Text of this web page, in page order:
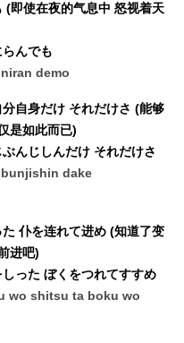
(即使在夜的气息中 怒视着天
んでも
demo
自身だけ それだけさ (能够
是如此而已)
んじしんだけ それだけさ
dake
仆を连れて进め (知道了变
进吧)
った ぼくをつれてすすめ
wo shitsu ta boku wo